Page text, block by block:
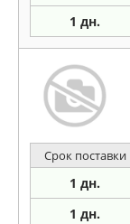
1 дн.
Срок поставки
1 дн.
1 дн.